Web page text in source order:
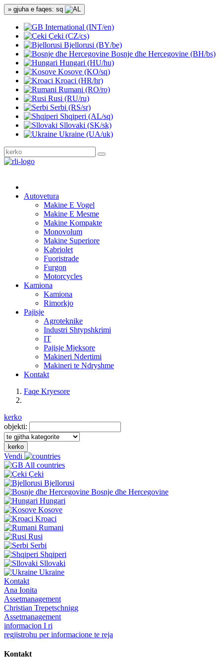
» gjuha e faqes: sq
International (INT/en)
Çeki (CZ/cs)
Bjellorusi (BY/be)
Bosnje dhe Hercegovine (BH/bs)
Hungari (HU/hu)
Kosove (KO/sq)
Kroaci (HR/hr)
Rumani (RO/ro)
Rusi (RU/ru)
Serbi (RS/sr)
Shqiperi (AL/sq)
Sllovaki (SK/sk)
Ukraine (UA/uk)
Autovetura
Makine E Vogel
Makine E Mesme
Makine Kompakte
Monovolum
Makine Superiore
Kabriolet
Fuoristrade
Furgon
Motorcycles
Kamiona
Kamiona
Rimorkjo
Pajisje
Agroteknike
Industri Shtypshkrimi
IT
Pajisje Mjeksore
Makineri Ndertimi
Makineri te Ndryshme
Kontakt
Faqe Kryesore
kerko
objekti:
kerko
Vendi
All countries
Çeki
Bjellorusi
Bosnje dhe Hercegovine
Hungari
Kosove
Kroaci
Rumani
Rusi
Serbi
Shqiperi
Sllovaki
Ukraine
Kontakt
Ana Ionita
Assetmanagement
Christian Trepetschnigg
Assetmanagement
informacion I ri
regjistrohu per informacione te reja
Kontakt